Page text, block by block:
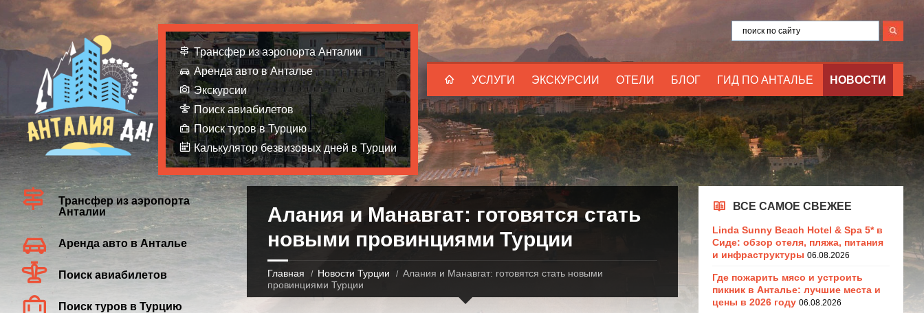
УСЛУГИ ЭКСКУРСИИ ОТЕЛИ БЛОГ ГИД ПО АНТАЛЬЕ НОВОСТИ
Трансфер из аэропорта Анталии
Аренда авто в Анталье
Экскурсии
Поиск авиабилетов
Поиск туров в Турцию
Калькулятор безвизовых дней в Турции
Алания и Манавгат: готовятся стать
новыми провинциями Турции
Главная Новости Турции
Алания и Манавгат: готовятся стать новыми
провинциями Турции
Трансфер из аэропорта
Анталии
Аренда авто в Анталье
Поиск авиабилетов
Поиск туров в Турцию
ВСЕ САМОЕ СВЕЖЕЕ
Linda Sunny Beach Hotel & Spa 5* в
Сиде: обзор отеля, пляжа, питания
и инфраструктуры 06.08.2026
Где пожарить мясо и устроить
пикник в Анталье: лучшие места и
цены в 2026 году 06.08.2026